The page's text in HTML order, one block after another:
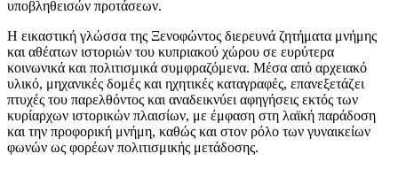
υποβληθεισών προτάσεων.
Η εικαστική γλώσσα της Ξενοφώντος διερευνά ζητήματα μνήμης
και αθέατων ιστοριών του κυπριακού χώρου σε ευρύτερα
κοινωνικά και πολιτισμικά συμφραζόμενα. Μέσα από αρχειακό
υλικό, μηχανικές δομές και ηχητικές καταγραφές, επανεξετάζει
πτυχές του παρελθόντος και αναδεικνύει αφηγήσεις εκτός των
κυρίαρχων ιστορικών πλαισίων, με έμφαση στη λαϊκή παράδοση
και την προφορική μνήμη, καθώς και στον ρόλο των γυναικείων
φωνών ως φορέων πολιτισμικής μετάδοσης.